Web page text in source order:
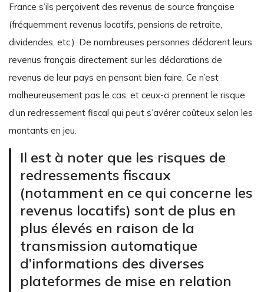
France s’ils perçoivent des revenus de source française
(fréquemment revenus locatifs, pensions de retraite,
dividendes, etc.). De nombreuses personnes déclarent leurs
revenus français directement sur les déclarations de
revenus de leur pays en pensant bien faire. Ce n’est
malheureusement pas le cas, et ceux-ci prennent le risque
d’un redressement fiscal qui peut s’avérer coûteux selon les
montants en jeu.
Il est à noter que les risques de
redressements fiscaux
(notamment en ce qui concerne les
revenus locatifs) sont de plus en
plus élevés en raison de la
transmission automatique
d’informations des diverses
plateformes de mise en relation